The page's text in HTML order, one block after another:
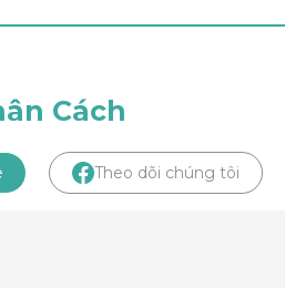
Cách
Theo dõi chúng tôi